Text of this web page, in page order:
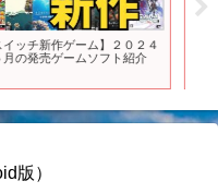
アニメ「甘神さんちの縁結び」
ザーPV ｜ 2024年放送！
版）